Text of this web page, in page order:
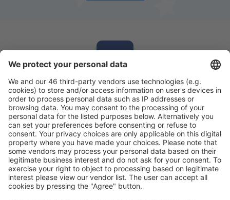
Laden Sie unsere App herunterund planen
Sie Ihre Reisen
Reise planen